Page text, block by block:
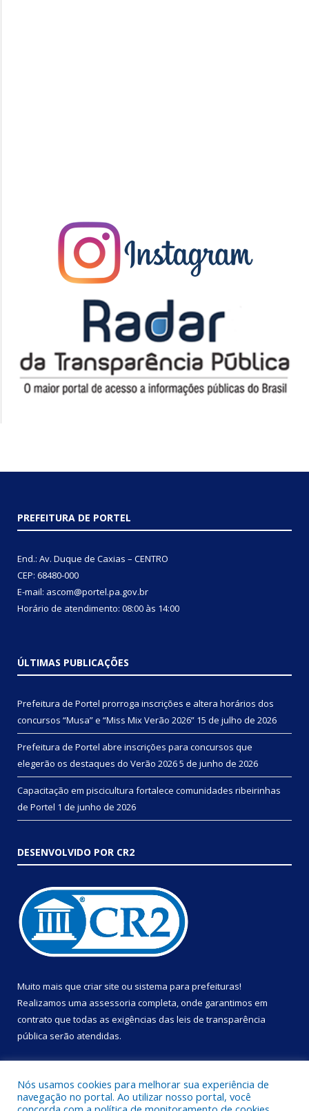
PREFEITURA DE PORTEL
End.: Av. Duque de Caxias – CENTRO
CEP: 68480-000
E-mail: ascom@portel.pa.gov.br
Horário de atendimento: 08:00 às 14:00
ÚLTIMAS PUBLICAÇÕES
Prefeitura de Portel prorroga inscrições e altera horários dos
concursos “Musa” e “Miss Mix Verão 2026” 15 de julho de 2026
Prefeitura de Portel abre inscrições para concursos que
elegerão os destaques do Verão 20265 de junho de 2026
Capacitação em piscicultura fortalece comunidades ribeirinhas
de Portel 1 de junho de 2026
DESENVOLVIDO POR CR2
Muito mais que criar site ou sistema para prefeituras!
Realizamos uma assessoria completa, onde garantimos em
contrato que todas as exigências das leis de transparência
pública serão atendidas.
Nós usamos cookies para melhorar sua experiência de
navegação no portal. Ao utilizar nosso portal, você